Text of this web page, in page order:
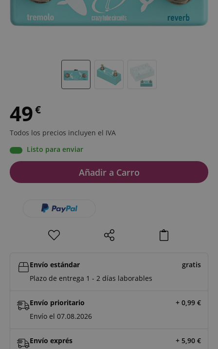
49€
Todos los precios incluyen el IVA
Listo para enviar
Añadir a Carro
Envío estándar
gratis
Plazo de entrega 1 - 2 días laborables
Envío prioritario + 0,99 €
Envío el 07.08.2026
Envío exprés + 5,90 €